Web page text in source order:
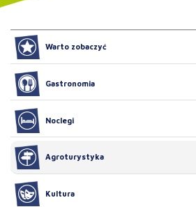
Warto zobaczyć
Gastronomia
Noclegi
Agroturystyka
Kultura